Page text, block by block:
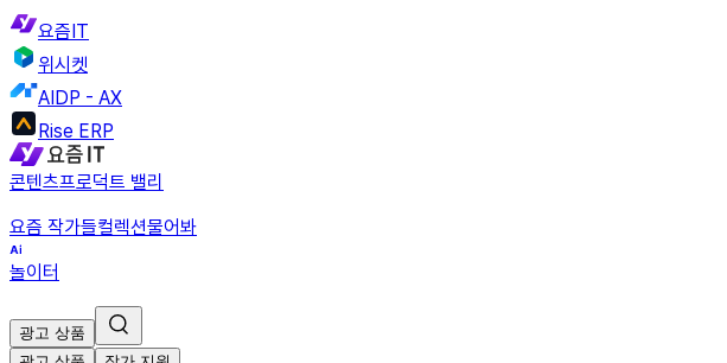
요즘IT
위시켓
AIDP - AX
Rise ERP
콘텐츠프로덕트 밸리
요즘 작가들컬렉션물어봐
놀이터
광고 상품